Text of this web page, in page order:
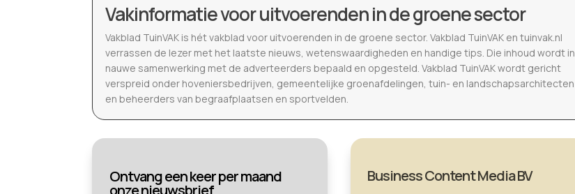
Vakinformatie voor uitvoerenden in de groene sector
Vakblad TuinVAK is hét vakblad voor uitvoerenden in de groene sector. Vakblad TuinVAK en tuinvak.nl
verrassen de lezer met het laatste nieuws, wetenswaardigheden en handige tips. Die inhoud wordt in
nauwe samenwerking met de adverteerders bepaald en opgesteld. Vakblad TuinVAK wordt gericht
verspreid onder hoveniersbedrijven, gemeentelijke groenafdelingen, tuin- en landschapsarchitecten
en beheerders van begraafplaatsen en sportvelden.
Ontvang een keer per maand Business Content Media BV